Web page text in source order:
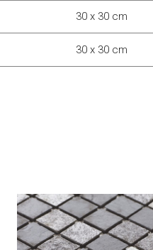
30 x 30 cm
30 x 30 cm